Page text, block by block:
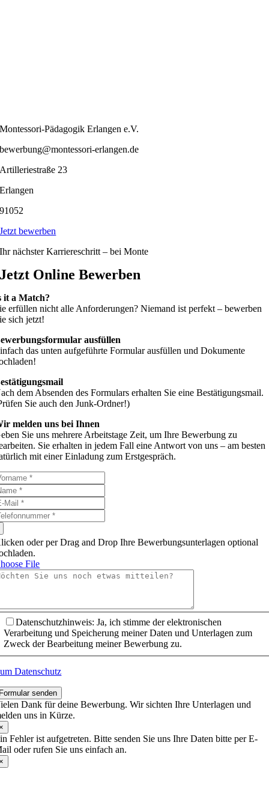
Montessori-Pädagogik Erlangen e.V.
bewerbung@montessori-erlangen.de
Artilleriestraße 23
Erlangen
91052
Jetzt bewerben
Ihr nächster Karriereschritt – bei Monte
Jetzt Online Bewerben
it a Match?
erfüllen nicht alle Anforderungen? Niemand ist perfekt – bewerben
sich jetzt!
ausfüllen
das unten aufgeführte Formular ausfüllen und Dokumente
dem Absenden des Formulars erhalten Sie eine Bestätigungsmail.
Sie auch den Junk-Ordner!)
melden uns bei Ihnen
Sie uns mehrere Arbeitstage Zeit, um Ihre Bewerbung zu
Sie erhalten in jedem Fall eine Antwort von uns – am besten
mit einer Einladung zum Erstgespräch.
oder per Drag and Drop Ihre Bewerbungsunterlagen optional
File
Datenschutzhinweis: Ja, ich stimme der elektronischen
Verarbeitung und Speicherung meiner Daten und Unterlagen zum
Zweck der Bearbeitung meiner Bewerbung zu.
Datenschutz
senden
Dank für deine Bewerbung. Wir sichten Ihre Unterlagen und
uns in Kürze.
Fehler ist aufgetreten. Bitte senden Sie uns Ihre Daten bitte per E-
oder rufen Sie uns einfach an.